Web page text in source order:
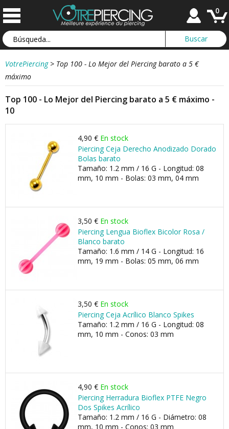
0
VotrePiercing > Top 100 - Lo Mejor del Piercing barato a 5 €
máximo
Top 100 - Lo Mejor del Piercing barato a 5 € máximo -
10
4,90 € En stock
Piercing Ceja Derecho Anodizado Dorado
Bolas barato
Tamaño: 1.2 mm / 16 G - Longitud: 08
mm, 10 mm - Bolas: 03 mm, 04 mm
3,50 € En stock
Piercing Lengua Bioflex Bicolor Rosa /
Blanco barato
Tamaño: 1.6 mm / 14 G - Longitud: 16
mm, 19 mm - Bolas: 05 mm, 06 mm
3,50 € En stock
Piercing Ceja Acrílico Blanco Spikes
Tamaño: 1.2 mm / 16 G - Longitud: 08
mm, 10 mm - Conos: 03 mm
4,90 € En stock
Piercing Herradura Bioflex PTFE Negro
Dos Spikes Acrílico
Tamaño: 1.2 mm / 16 G - Diámetro: 08
mm, 10 mm - Conos: 03 mm